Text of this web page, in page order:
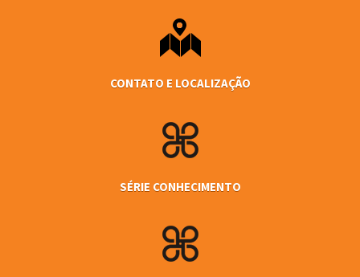
CONTATO E LOCALIZAÇÃO
SÉRIE CONHECIMENTO